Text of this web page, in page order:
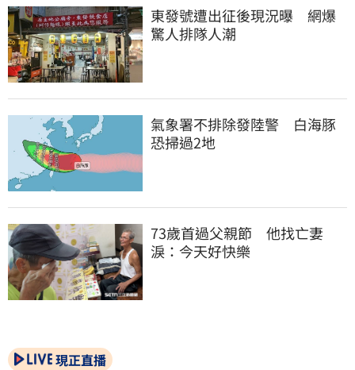
東發號遭出征後現況曝　網爆
驚人排隊人潮
氣象署不排除發陸警　白海豚
恐掃過2地
73歲首過父親節　他找亡妻
淚：今天好快樂
現正直播